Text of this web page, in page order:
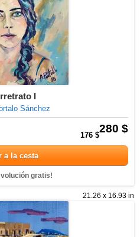
I
Sánchez
280 $
176 $
a la cesta
gratis!
21.26 x 16.93 in